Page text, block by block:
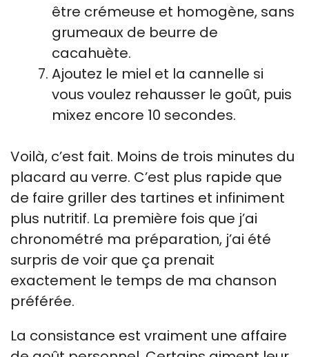
être crémeuse et homogène, sans
grumeaux de beurre de
cacahuète.
Ajoutez le miel et la cannelle si
vous voulez rehausser le goût, puis
mixez encore 10 secondes.
Voilà, c’est fait. Moins de trois minutes du
placard au verre. C’est plus rapide que
de faire griller des tartines et infiniment
plus nutritif. La première fois que j’ai
chronométré ma préparation, j’ai été
surpris de voir que ça prenait
exactement le temps de ma chanson
préférée.
La consistance est vraiment une affaire